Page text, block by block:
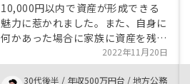
10,000円以内で資産が形成できる
魅力に惹かれました。また、自身に
何かあった場合に家族に資産を残す
ことができること、可愛い娘たちへ
の資産としても残せることなど、メ
2022年11月20日
30代後半 / 年収500万円台 /地方公務